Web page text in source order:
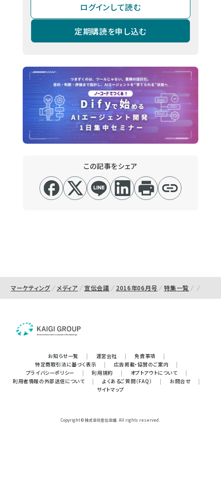
ログインして読む
定期購読を申し込む
この記事をシェア
マーケティング メディア 宣伝会議 2016年06月号 特集一覧
お知らせ一覧 | 運営会社 | 免責事項
|
特定商取引法に基づく表示
| 広告掲載・協賛のご案内
|
プライバシーポリシー
| 利用規約 | オプトアウトについて
|
利用者情報の外部送信について
| よくあるご質問（FAQ） | お問合せ
|
サイトマップ
Copyright © 株式会社宣伝会議. All rights reserved.